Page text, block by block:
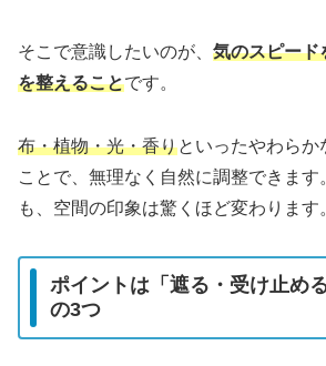
そこで意識したいのが、 気のスピード
を整えることです。
布・植物・光・香りといったやわらか
ことで、無理なく自然に調整できます
も、空間の印象は驚くほど変わります
ポイントは「遮る・受け止め
の3つ